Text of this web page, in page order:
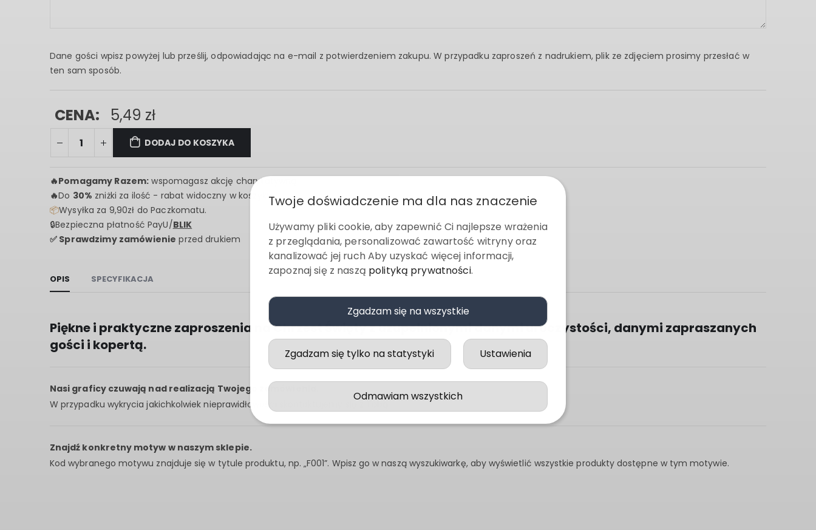
Dane gości wpisz powyżej lub prześlij, odpowiadając na e-mail z potwierdzeniem zakupu. W przypadku zaproszeń z nadrukiem, plik ze zdjęciem prosimy przesłać w
ten sam sposób.
CENA: 5,49 zł
DODAJ DO KOSZYKA
🔥Pomagamy Razem: wspomagasz akcję charytatywną.
🔥Do 30% zniżki za ilość - rabat widoczny w koszyku.
📦Wysyłka za 9,90zł do Paczkomatu.
🔒Bezpieczna płatność PayU/BLIK
✅ Sprawdzimy zamówienie przed drukiem
OPIS SPECYFIKACJA
Piękne i praktyczne zaproszenia na Chrzest Święty z uzupełnionymi danymi uroczystości, danymi zapraszanych
gości i kopertą.
Nasi graficy czuwają nad realizacją Twojego zamówienia.
W przypadku wykrycia jakichkolwiek nieprawidłowości skontaktujemy się z Tobą.
Znajdź konkretny motyw w naszym sklepie.
Kod wybranego motywu znajduje się w tytule produktu, np. „F001”. Wpisz go w naszą wyszukiwarkę, aby wyświetlić wszystkie produkty dostępne w tym motywie.
Twoje doświadczenie ma dla nas znaczenie
Używamy pliki cookie, aby zapewnić Ci najlepsze wrażenia
z przeglądania, personalizować zawartość witryny oraz
kanalizować jej ruch Aby uzyskać więcej informacji,
zapoznaj się z naszą polityką prywatności.
Zgadzam się na wszystkie
Zgadzam się tylko na statystyki Ustawienia
Odmawiam wszystkich